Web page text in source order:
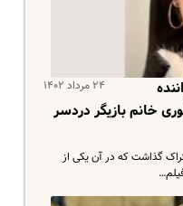
۲۴ مرداد ۱۴۰۲
خانم بازیگر دردسر
گذاشت که در آن یکی از